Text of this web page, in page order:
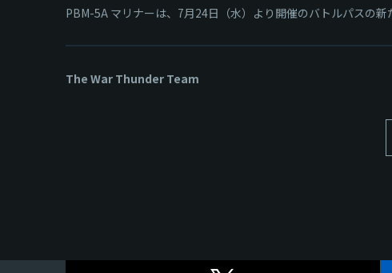
PBM-5A マリナーは、7月24日（水）より開催のバトルパスの
The War Thunder Team